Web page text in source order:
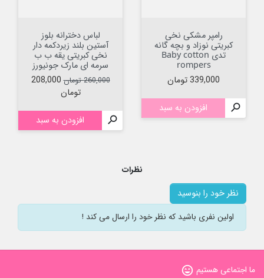
رامپر مشکی نخی
کبریتی نوزاد و بچه گانه
تدی Baby cotton
rompers
قیمت
339,000 تومان
 افزودن به سبد
لباس دخترانه بلوز
آستین بلند زیردکمه دار
نخی کبریتی یقه ب ب
سرمه ای مارک جونیورز
قیمت عادی
260,000 تومان قیمت
208,000
تومان
 افزودن به سبد
نظرات
نظر خود را بنوسید
اولین نفری باشید که نظر خود را ارسال می کند !
ما اجتماعی هستیم sentiment_very_satisfied